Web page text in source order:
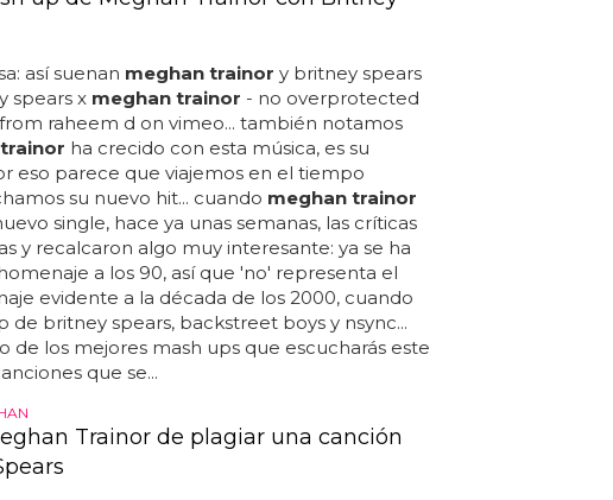
así suenan meghan trainor y britney spears
spears x meghan trainor - no overprotected
raheem d on vimeo... también notamos
ha crecido con esta música, es su
eso parece que viajemos en el tiempo
su nuevo hit... cuando meghan trainor
single, hace ya unas semanas, las críticas
y recalcaron algo muy interesante: ya se ha
a los 90, así que 'no' representa el
evidente a la década de los 2000, cuando
de britney spears, backstreet boys y nsync...
de los mejores mash ups que escucharás este
que se...
Trainor de plagiar una canción